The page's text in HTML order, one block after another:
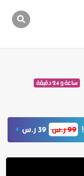
ساعة و 24 دقيقة
99 ر.س 39 ر.س